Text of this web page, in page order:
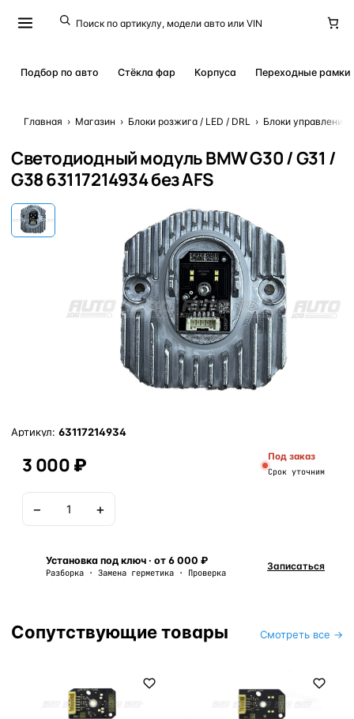
Подбор по авто Стёкла фар Корпуса Переходные рамки
Главная › Магазин › Блоки розжига / LED / DRL › Блоки управления
Светодиодный модуль BMW G30 / G31 /
G38 63117214934 без AFS
Артикул: 63117214934
3 000 ₽ Под заказ
Срок уточним
− +
Установка под ключ · от 6 000 ₽
Разборка · Замена герметика · Проверка
Записаться
Сопутствующие товары Смотреть все →